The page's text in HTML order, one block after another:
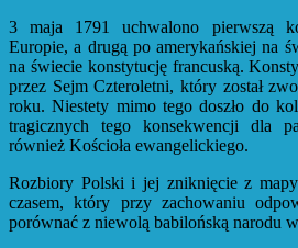
3 maja 1791 uchwalono pierwszą
Europie, a drugą po amerykańskiej na
na świecie konstytucję francuską.
przez Sejm Czteroletni, który został
roku. Niestety mimo tego doszło do
tragicznych tego konsekwencji dla
również Kościoła ewangelickiego.
Rozbiory Polski i jej zniknięcie z
czasem, który przy zachowaniu
porównać z niewolą babilońską narodu